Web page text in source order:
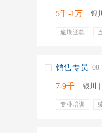
5千-1万 银
逾期还款
销售专员
7-9千 银川 |
专业培训